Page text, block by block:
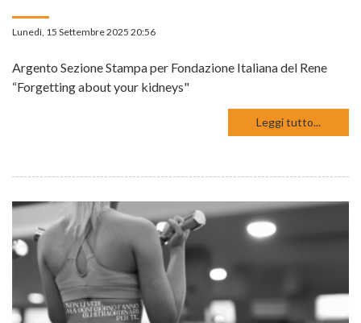
Lunedì, 15 Settembre 2025 20:56
Argento Sezione Stampa per Fondazione Italiana del Rene
“Forgetting about your kidneys"
Leggi tutto...